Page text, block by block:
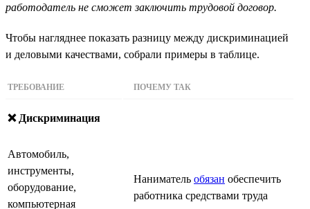
работодатель не сможет заключить трудовой договор.
Чтобы нагляднее показать разницу между дискриминацией
и деловыми качествами, собрали примеры в таблице.
ТРЕБОВАНИЕ ПОЧЕМУ ТАК
❌ Дискриминация
Автомобиль,
инструменты,
оборудование,
компьютерная
Наниматель обязан обеспечить
работника средствами труда